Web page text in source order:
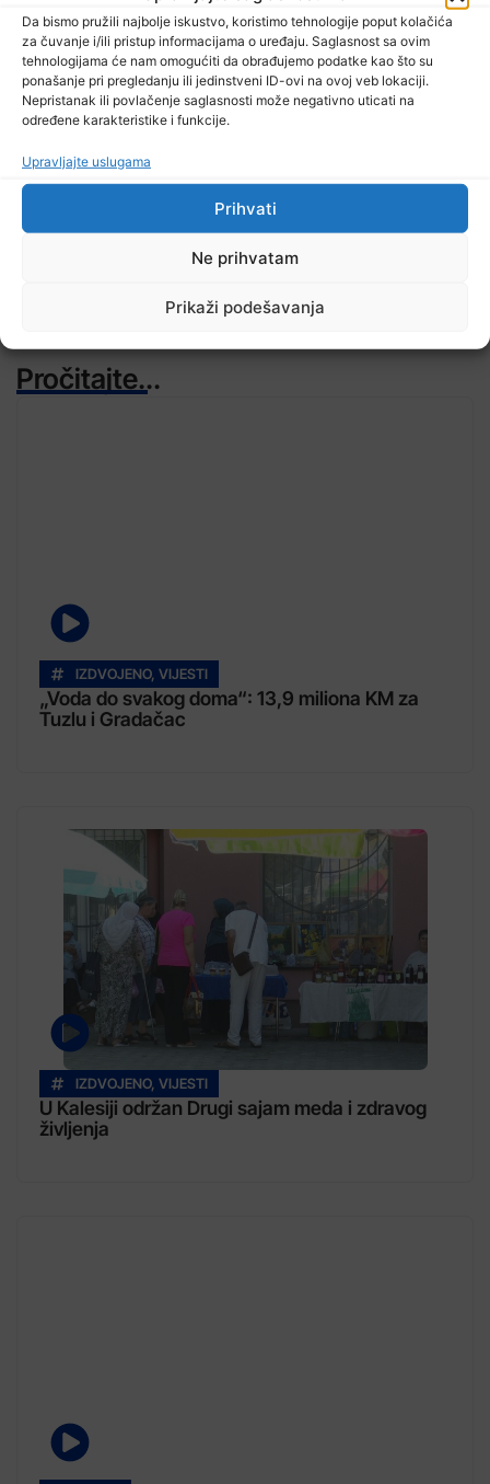
Da bismo pružili najbolje iskustvo, koristimo tehnologije poput kolačića
za čuvanje i/ili pristup informacijama o uređaju. Saglasnost sa ovim
tehnologijama će nam omogućiti da obrađujemo podatke kao što su
ponašanje pri pregledanju ili jedinstveni ID-ovi na ovoj veb lokaciji.
Nepristanak ili povlačenje saglasnosti može negativno uticati na
određene karakteristike i funkcije.
Upravljajte uslugama
Prihvati
Ne prihvatam
Prikaži podešavanja
2026’
Pročitajte...
IZDVOJENO, VIJESTI
„Voda do svakog doma“: 13,9 miliona KM za
Tuzlu i Gradačac
IZDVOJENO, VIJESTI
U Kalesiji održan Drugi sajam meda i zdravog
življenja